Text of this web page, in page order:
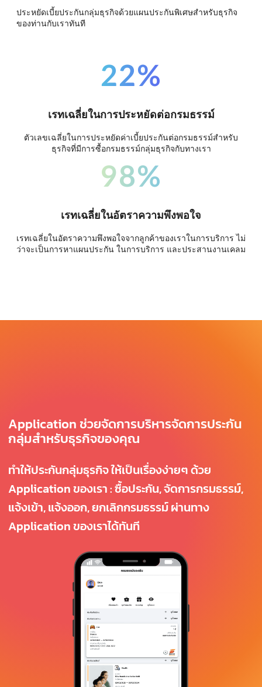
ประหยัดเบี้ยประกันกลุ่มธุรกิจด้วยแผนประกันพิเศษสำหรับธุรกิจ
ของท่านกับเราทันที
22%
เรทเฉลี่ยในการประหยัดต่อกรมธรรม์
ตัวเลขเฉลี่ยในการประหยัดค่าเบี้ยประกันต่อกรมธรรม์สำหรับ
ธุรกิจที่มีการซื้อกรมธรรม์กลุ่มธุรกิจกับทางเรา
98%
เรทเฉลี่ยในอัตราความพึงพอใจ
เรทเฉลี่ยในอัตราความพึงพอใจจากลูกค้าของเราในการบริการ ไม่
ว่าจะเป็นการหาแผนประกัน ในการบริการ และประสานงานเคลม
Application ช่วยจัดการบริหารจัดการประกัน
กลุ่มสำหรับธุรกิจของคุณ
ทำให้ประกันกลุ่มธุรกิจ ให้เป็นเรื่องง่ายๆ ด้วย
Application ของเรา : ซื้อประกัน, จัดการกรมธรรม์,
แจ้งเข้า, แจ้งออก, ยกเลิกกรมธรรม์ ผ่านทาง
Application ของเราได้ทันที